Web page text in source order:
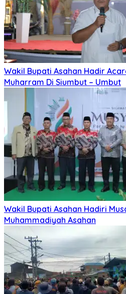
Wakil Bupati Asahan Hadir
Muharram Di Siumbut – Umbut
Wakil Bupati Asahan Hadiri
Muhammadiyah Asahan